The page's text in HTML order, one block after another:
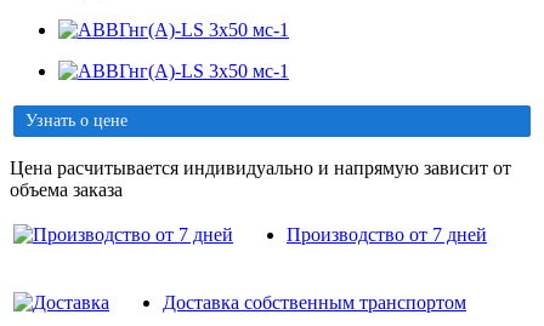
Узнать о цене
Цена расчитывается индивидуально и напрямую зависит от
объема заказа
Производство от 7 дней
Доставка собственным транспортом